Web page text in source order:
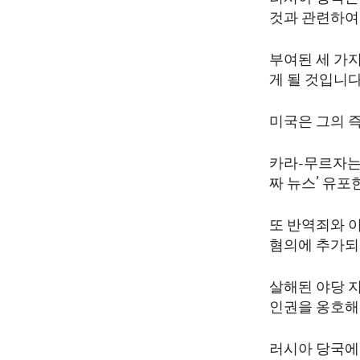
것과 관련하
부여된 세 가
게 될 것입니
미국은 그의
카라-무르자
짜 뉴스’ 유포
또 반역죄와
혐의에 추가
살해된 야당
인권을 옹호
러시아 당국